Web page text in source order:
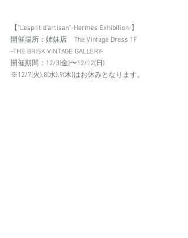
【"L'esprit d'artisan"-Hermès Exhibition-】
開催場所：姉妹店　The Vintage Dress 1F
-THE BRISK VINTAGE GALLERY-
開催期間：12/3(金)〜12/12(日)
※12/7(火),8(水),9(木)はお休みとなります。